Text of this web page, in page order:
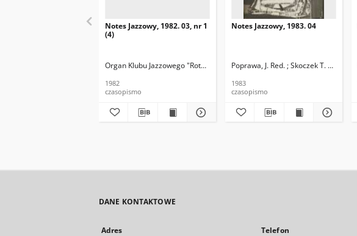
Notes Jazzowy, 1982. 03, nr 1
(4)
Organ Klubu Jazzowego "Rotunda" Skoczek, T. Red.
1982
czasopismo
Notes Jazzowy, 1983. 04
Poprawa, J. Red. ; Skoczek T. Red.
1983
czasopismo
DANE KONTAKTOWE
Adres Telefon